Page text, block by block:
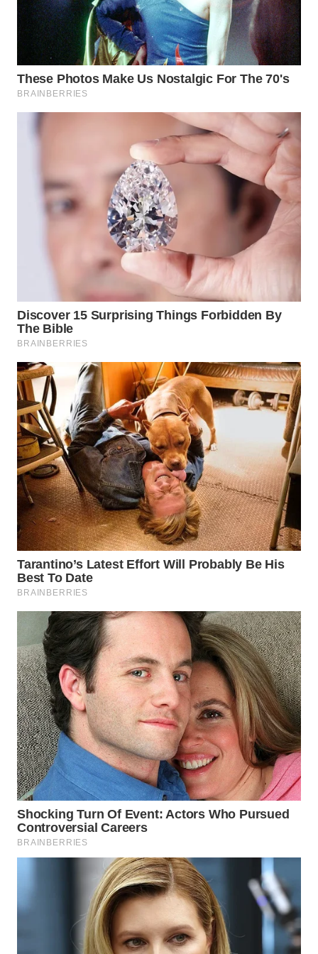
LABUANBAJO
WN
BORNEO
Wahana
WAHANA
TANI
ADVOKAT
WAHANA
INFRASTRUKTUR
WAHANA
KONSUMEN
WAHANA
LISTRIK
WAHANA
TRAVEL
WAHANA
TV
WAHANANEWS
ID
WAHANANEWS
CO ID
WAHANANEWS
NET
WAHANA
SPORT
WAHANA
UMKM
WAHANA
SELEB